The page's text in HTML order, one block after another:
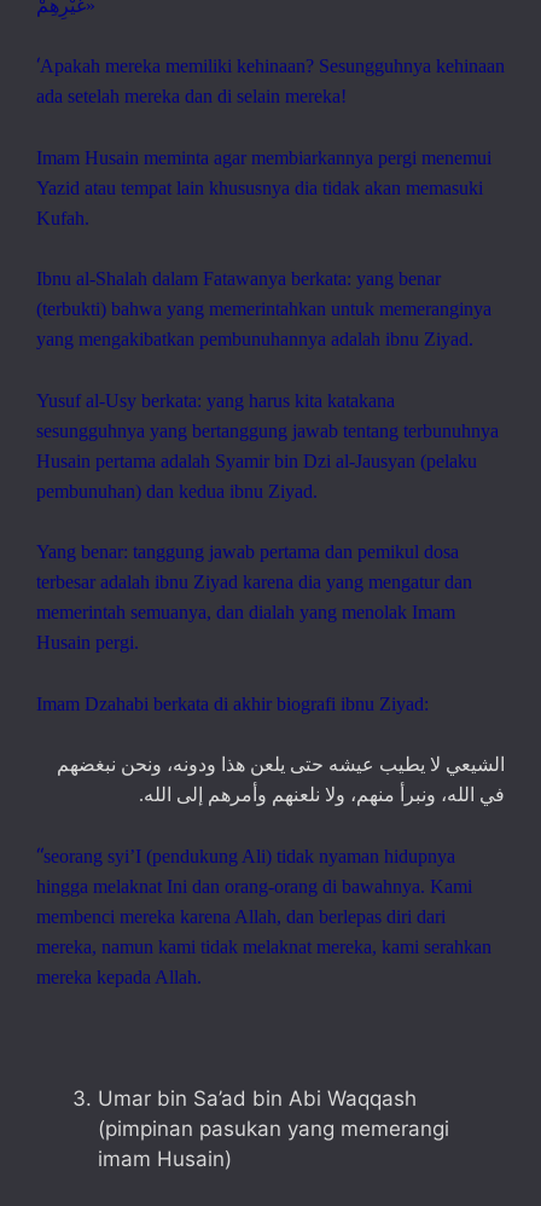
غَيْرِهِمْ»
‘Apakah mereka memiliki kehinaan? Sesungguhnya kehinaan
ada setelah mereka dan di selain mereka!
Imam Husain meminta agar membiarkannya pergi menemui
Yazid atau tempat lain khususnya dia tidak akan memasuki
Kufah.
Ibnu al-Shalah dalam Fatawanya berkata: yang benar
(terbukti) bahwa yang memerintahkan untuk memeranginya
yang mengakibatkan pembunuhannya adalah ibnu Ziyad.
Yusuf al-Usy berkata: yang harus kita katakana
sesungguhnya yang bertanggung jawab tentang terbunuhnya
Husain pertama adalah Syamir bin Dzi al-Jausyan (pelaku
pembunuhan) dan kedua ibnu Ziyad.
Yang benar: tanggung jawab pertama dan pemikul dosa
terbesar adalah ibnu Ziyad karena dia yang mengatur dan
memerintah semuanya, dan dialah yang menolak Imam
Husain pergi.
Imam Dzahabi berkata di akhir biografi ibnu Ziyad:
الشيعي لا يطيب عيشه حتى يلعن هذا ودونه، ونحن نبغضهم
في الله، ونبرأ منهم، ولا نلعنهم وأمرهم إلى الله.
“seorang syi’I (pendukung Ali) tidak nyaman hidupnya
hingga melaknat Ini dan orang-orang di bawahnya. Kami
membenci mereka karena Allah, dan berlepas diri dari
mereka, namun kami tidak melaknat mereka, kami serahkan
mereka kepada Allah.
Umar bin Sa’ad bin Abi Waqqash
(pimpinan pasukan yang memerangi
imam Husain)